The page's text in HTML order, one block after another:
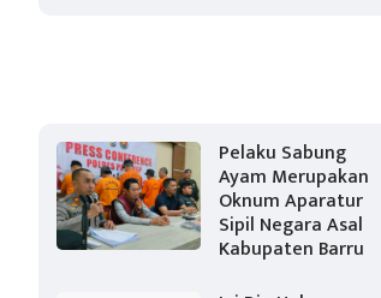
Pelaku Sabung
Ayam Merupakan
Oknum Aparatur
Sipil Negara Asal
Kabupaten Barru